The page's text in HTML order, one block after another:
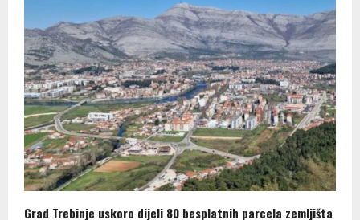
Grad Trebinje uskoro dijeli 80 besplatnih parcela zemljišta